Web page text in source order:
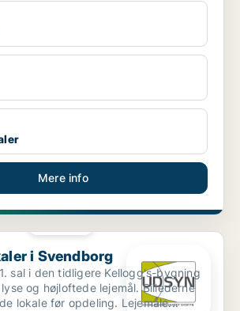
Mere info
i Svendborg
sal i den tidligere Kellogg's-bygning
og højloftede lejemål. Billederne
lokale før opdeling. Lejemåle...